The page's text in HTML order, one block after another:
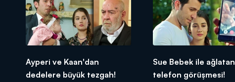
Ayperi ve Kaan'dan
dedelere büyük tezgah!
Sue Bebek ile ağlatan
telefon görüşmesi!